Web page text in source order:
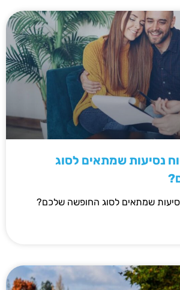
נסיעות שמתאים לסוג
שמתאים לסוג החופשה שלכם?